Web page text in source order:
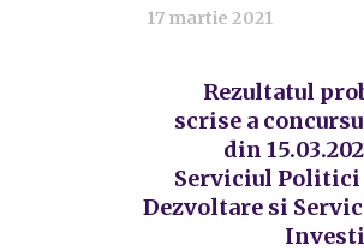
17 martie 2021
Rezultatul
scrise a
din
Serviciul Politici
Dezvoltare si